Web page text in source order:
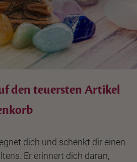
den teuersten Artikel
dich und schenkt dir einen
Er erinnert dich daran,